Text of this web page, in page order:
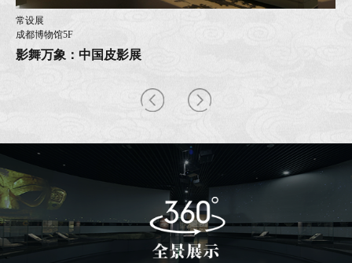
常设展
成都博物馆5F
影舞万象：中国皮影展